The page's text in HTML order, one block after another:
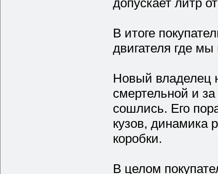
допускает литр
В итоге
двигателя где
Новый владелец
смертельной и
сошлись. Его
кузов, динамика
коробки.
В целом